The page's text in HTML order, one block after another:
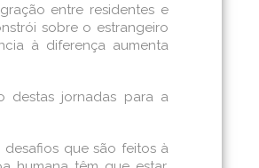
entre residentes e
sobre o estrangeiro
à diferença aumenta
destas jornadas para a
que são feitos à